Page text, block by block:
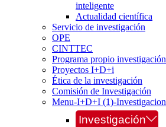
inteligente
Actualidad científica
Servicio de investigación
OPE
CINTTEC
Programa propio investigación
Proyectos I+D+i
Ética de la investigación
Comisión de Investigación
Menu-I+D+I (1)-Investigacion
Investigación